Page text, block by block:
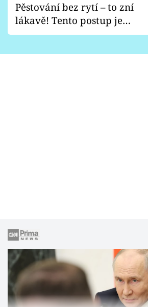
Pěstování bez rytí – to zní
lákavě! Tento postup je
vhodný jen pro některé